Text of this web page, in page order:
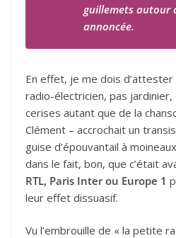
guillemets autour
annoncée.
En effet, je me dois
radio-électricien, pas
cerises autant que de la
Clément – accrochait un
guise d’épouvantail à
dans le fait, bon, que c’était
RTL, Paris Inter ou Europe 1
leur effet dissuasif.
Vu l’embrouille de « la petite